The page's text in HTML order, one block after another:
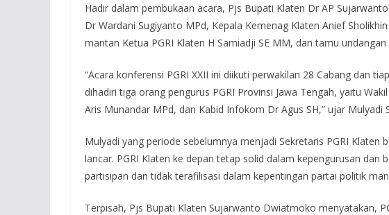
Hadir dalam pembukaan acara, Pjs Bupati Klaten Dr AP
Dr Wardani Sugiyanto MPd, Kepala Kemenag Klaten Anief
mantan Ketua PGRI Klaten H Samiadji SE MM, dan tamu undangan
“Acara konferensi PGRI XXII ini diikuti perwakilan 28 Cabang dan
dihadiri tiga orang pengurus PGRI Provinsi Jawa Tengah, yaitu
Aris Munandar MPd, dan Kabid Infokom Dr Agus SH,” ujar Mulyadi
Mulyadi yang periode sebelumnya menjadi Sekretaris PGRI Klaten
lancar. PGRI Klaten ke depan tetap solid dalam kepengurusan
partisipan dan tidak terafilisasi dalam kepentingan partai politik
Terpisah, Pjs Bupati Klaten Sujarwanto Dwiatmoko menyatakan,